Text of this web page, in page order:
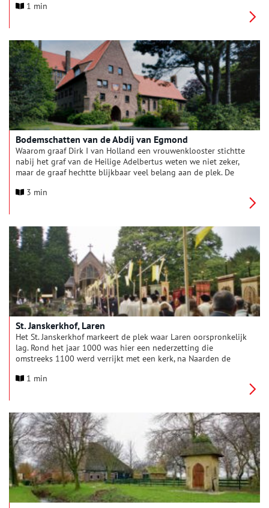
In het algemeen geldt dat strandwallen archeologisch
bewoond. In de bodem kunnen nog resten van oude bewoning
en landgebruik bewaard zijn gebleven.
1 min
Bodemschatten van de Abdij van Egmond
Waarom graaf Dirk I van Holland een vrouwenklooster stichtte
nabij het graf van de Heilige Adelbertus weten we niet zeker,
maar de graaf hechtte blijkbaar veel belang aan de plek. De
grafelijke familie en de monniken uit Gent die hen opvolgden
3 min
St. Janskerkhof, Laren
Het St. Janskerkhof markeert de plek waar Laren oorspronkelijk
lag. Rond het jaar 1000 was hier een nederzetting die
omstreeks 1100 werd verrijkt met een kerk, na Naarden de
het dorp verlaten en weer opgebouwd op de huidige plek van
godsdienstoefeningen werden uitgevoerd.
1 min